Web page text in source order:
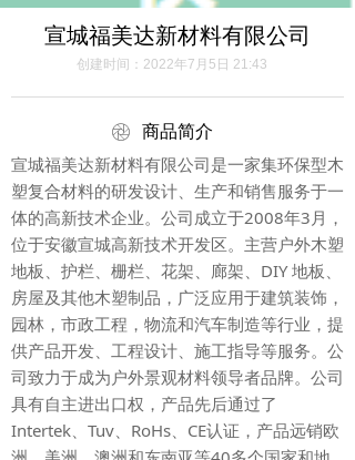
宣城福美达新材料有限公司
商品简介
创建时间： 2022年7月5日 21:43
宣城福美达新材料有限公司是一家集环保型木
塑复合材料的研发设计、生产和销售服务于一
体的高新技术企业。公司成立于2008年3月，
位于安徽宣城高新技术开发区。主营户外木塑
地板、护栏、栅栏、花架、廊架、DIY 地板、
房屋及其他木塑制品，广泛应用于建筑装饰，
园林，市政工程，物流和汽车制造等行业，提
供产品开发、工程设计、施工指导等服务。公
司致力于成为户外景观材料领导者品牌。公司
具有自主进出口权，产品先后通过了
Intertek、Tuv、RoHs、CE认证，产品远销欧
ꁵ